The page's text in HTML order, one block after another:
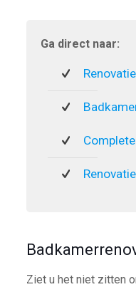
Ga direct naar:
Ziet u het niet zitten